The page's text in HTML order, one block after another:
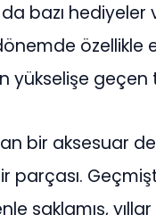
bazı hediyeler
özellikle
yükselişe
bir aksesuar
parçası.
saklamış,